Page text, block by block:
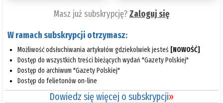
Masz już subskrypcję?Zaloguj się
W ramach subskrypcji otrzymasz:
Możliwość odsłuchiwania artykułów gdziekolwiek jesteś [NOWOŚĆ]
Dostęp do wszystkich treści bieżących wydań "Gazety Polskiej"
Dostęp do archiwum "Gazety Polskiej"
Dostęp do felietonów on-line
Dowiedz się więcej o subskrypcji»